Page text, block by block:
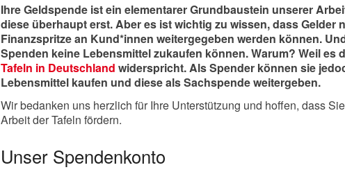
Ihre Geldspende ist ein elementarer Grundbaustein unserer
diese überhaupt erst. Aber es ist wichtig zu wissen, dass Gelder
Finanzspritze an Kund*innen weitergegeben werden können.
Spenden keine Lebensmittel zukaufen können. Warum? Weil es
Tafeln in Deutschland widerspricht. Als Spender können sie
Lebensmittel kaufen und diese als Sachspende weitergeben.
Wir bedanken uns herzlich für Ihre Unterstützung und hoffen, dass
Arbeit der Tafeln fördern.
Unser Spendenkonto